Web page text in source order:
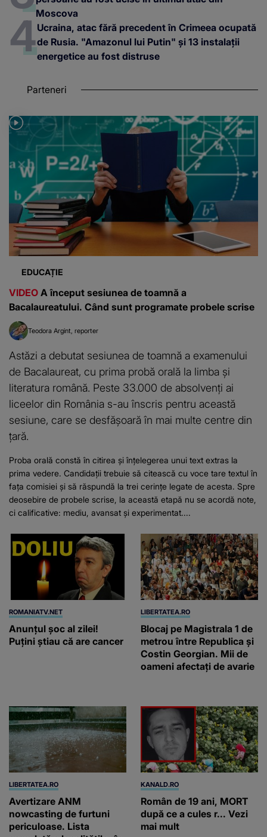
Moscova
Ucraina, atac fără precedent în Crimeea ocupată
de Rusia. "Amazonul lui Putin" și 13 instalații
energetice au fost distruse
Parteneri
EDUCAȚIE
VIDEO A început sesiunea de toamnă a
Bacalaureatului. Când sunt programate probele scrise
Teodora Argint reporter
Astăzi a debutat sesiunea de toamnă a examenului
de Bacalaureat, cu prima probă orală la limba și
literatura română. Peste 33.000 de absolvenți ai
liceelor din România s-au înscris pentru această
sesiune, care se desfășoară în mai multe centre din
țară.
Proba orală constă în citirea și înțelegerea unui text extras la
prima vedere. Candidații trebuie să citească cu voce tare textul în
fața comisiei și să răspundă la trei cerințe legate de acesta. Spre
deosebire de probele scrise, la această etapă nu se acordă note,
ci calificative: mediu, avansat și experimentat....
ROMANIATV.NET
Anunţul şoc al zilei!
Puţini ştiau că are cancer
LIBERTATEA.RO
Blocaj pe Magistrala 1 de
metrou între Republica și
Costin Georgian. Mii de
oameni afectați de avarie
LIBERTATEA.RO
Avertizare ANM
nowcasting de furtuni
periculoase. Lista
KANALD.RO
Român de 19 ani, MORT
după ce a cules r... Vezi
mai mult